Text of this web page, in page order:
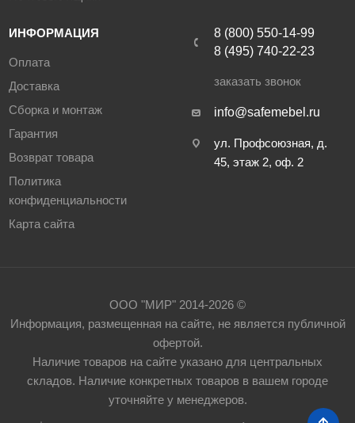
ИНФОРМАЦИЯ
Оплата
Доставка
Сборка и монтаж
Гарантия
Возврат товара
Политика
конфиденциальности
Карта сайта
8 (800) 550-14-99
8 (495) 740-22-23
заказать звонок
info@safemebel.ru
ул. Профсоюзная, д.
45, этаж 2, оф. 2
ООО "МИР" 2014-2026 ©
Информация, размещенная на сайте, не является публичной
офертой.
Наличие товаров на сайте указано для центральных
складов. Наличие конкретных товаров в вашем городе
уточняйте у менеджеров.